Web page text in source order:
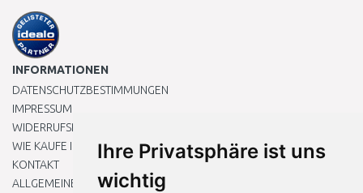
Ihre Privatsphäre ist uns
wichtig
INFORMATIONEN
DATENSCHUTZBESTIMMUNGEN
IMPRESSUM
WIDERRUFSRECHT
WIE KAUFE ICH EIN?
KONTAKT
ALLGEMEINEN GESCHÄFTSBEDINGUNGEN